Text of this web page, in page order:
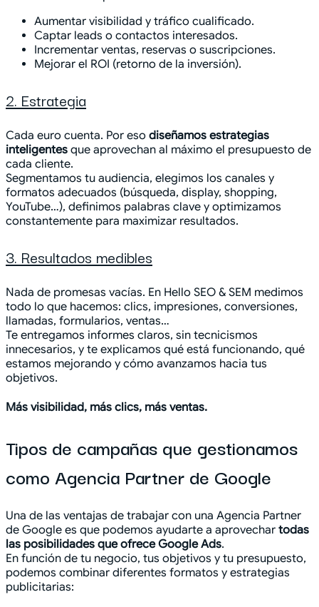
Aumentar visibilidad y tráfico cualificado.
Captar leads o contactos interesados.
Incrementar ventas, reservas o suscripciones.
Mejorar el ROI (retorno de la inversión).
2. Estrategia
Cada euro cuenta. Por eso diseñamos estrategias
inteligentes que aprovechan al máximo el presupuesto de
cada cliente.
Segmentamos tu audiencia, elegimos los canales y
formatos adecuados (búsqueda, display, shopping,
YouTube…), definimos palabras clave y optimizamos
constantemente para maximizar resultados.
3. Resultados medibles
Nada de promesas vacías. En Hello SEO & SEM medimos
todo lo que hacemos: clics, impresiones, conversiones,
llamadas, formularios, ventas…
Te entregamos informes claros, sin tecnicismos
innecesarios, y te explicamos qué está funcionando, qué
estamos mejorando y cómo avanzamos hacia tus
objetivos.
Más visibilidad, más clics, más ventas.
Tipos de campañas que gestionamos
como Agencia Partner de Google
Una de las ventajas de trabajar con una Agencia Partner
de Google es que podemos ayudarte a aprovechar todas
las posibilidades que ofrece Google Ads.
En función de tu negocio, tus objetivos y tu presupuesto,
podemos combinar diferentes formatos y estrategias
publicitarias: